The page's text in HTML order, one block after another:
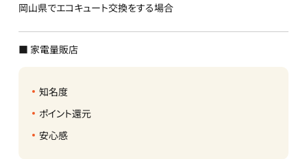
岡山県でエコキュート交換をする場合
■ 家電量販店
知名度
ポイント還元
安心感